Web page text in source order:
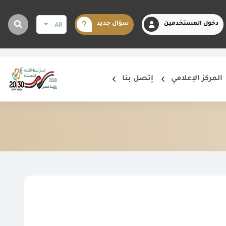
دخول المستخدمين سؤال جديد AR
المركز الإعلامي إتصل بنا